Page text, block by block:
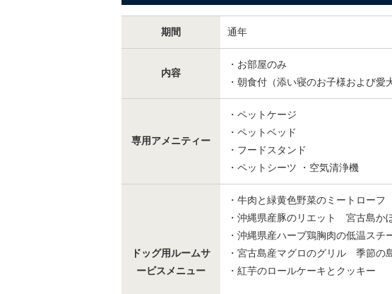
期間 通年
内容
・お部屋のみ
・朝食付（添い寝のお子様および愛
専用アメニティー
・ペットケージ
・ペットベッド
・フードスタンド
・ペットシーツ ・空気清浄機
ドッグ用ルームサ
ービスメニュー
・牛肉と緑黄色野菜のミートローフ
・沖縄県産豚のリエット 宮古島か
・沖縄県産ハーブ鶏胸肉の低温ス
・宮古島産マグロのグリル 季節の
・紅芋のロールケーキとクッキー